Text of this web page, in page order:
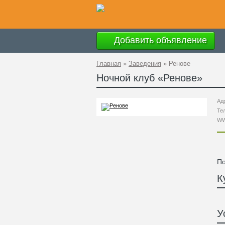
Добавить объявление
Главная » Заведения » Ренове
Ночной клуб «Ренове»